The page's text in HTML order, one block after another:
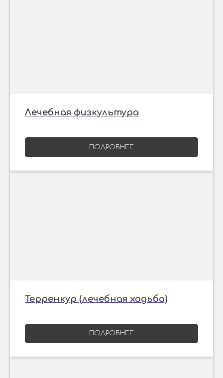
Лечебная физкультура
ПОДРОБНЕЕ
Терренкур (лечебная ходьба)
ПОДРОБНЕЕ